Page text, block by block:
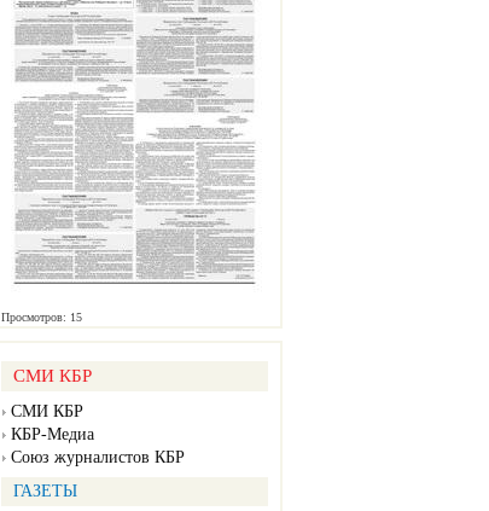
Просмотров: 15
СМИ КБР
СМИ КБР
КБР-Медиа
Союз журналистов КБР
ГАЗЕТЫ